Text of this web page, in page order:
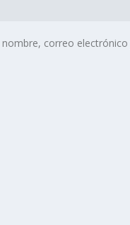
nombre, correo